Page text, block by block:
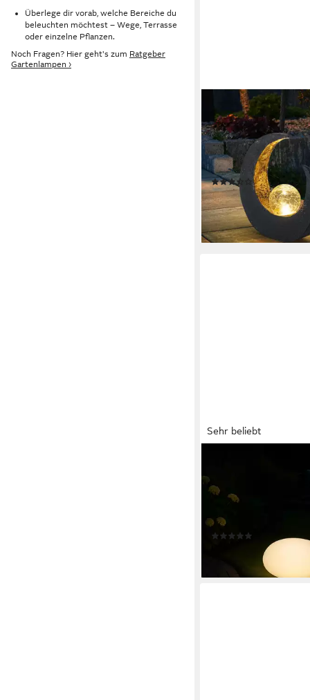
Überlege dir vorab, welche Bereiche du
beleuchten möchtest – Wege, Terrasse
oder einzelne Pflanzen.
Noch Fragen? Hier geht's zum Ratgeber
Gartenlampen ›
GLOBO LIGHTING
Gartenleuchte, LED-
verbaut, LED
Lampe Garten Steh
Beleuchtung Glas
(58)
31,59 €
lieferbar - in 3-4
Sehr beliebt
LED Solarleuchte
Gartenleuchte LK02-6
Kugel, LED-
Garten Balkon
lieferbar - in 4-5